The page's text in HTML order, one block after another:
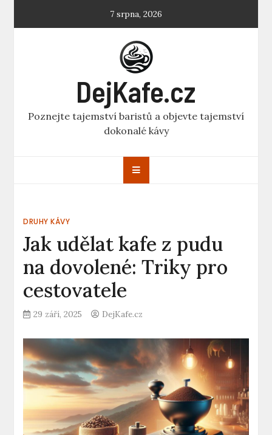
7 srpna, 2026
DejKafe.cz
Poznejte tajemství baristů a objevte tajemství
dokonalé kávy
DRUHY KÁVY
Jak udělat kafe z pudu
na dovolené: Triky pro
cestovatele
29 září, 2025 DejKafe.cz